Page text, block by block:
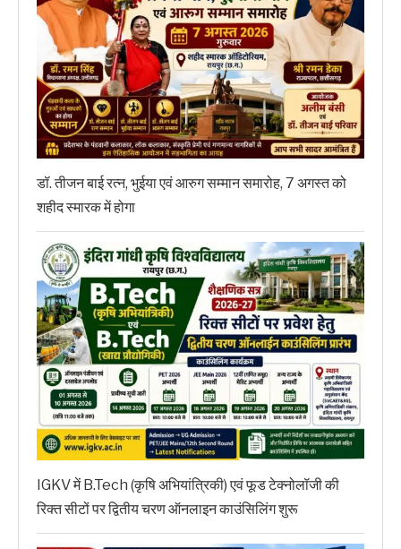
डॉ. तीजन बाई रत्न, भुईया एवं आरुग सम्मान समारोह, 7 अगस्त को
शहीद स्मारक में होगा
IGKV में B.Tech (कृषि अभियांत्रिकी) एवं फूड टेक्नोलॉजी की
रिक्त सीटों पर द्वितीय चरण ऑनलाइन काउंसिलिंग शुरू